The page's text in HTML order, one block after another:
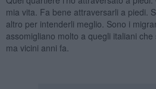
mia vita. Fa bene attraversarli a piedi.
altro per intenderli meglio. Sono i
assomigliano molto a quegli italiani
ma vicini anni fa.